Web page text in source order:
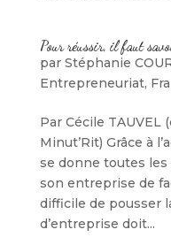
Pour réussir, il faut
par Stéphanie
Entrepreneuriat,
Par Cécile TAUVEL
Minut’Rit) Grâce à
se donne toutes
son entreprise de
difficile de pousser
d’entreprise doit...